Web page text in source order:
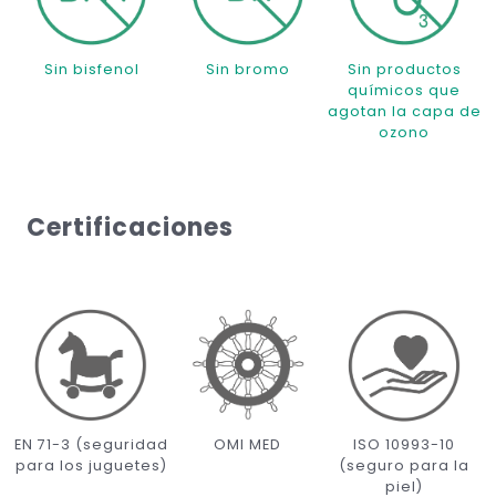
Sin bisfenol Sin bromo
Sin productos
químicos que
agotan la capa de
ozono
Certificaciones
EN 71-3 (seguridad
para los juguetes)
OMI MED
ISO 10993-10
(seguro para la
piel)